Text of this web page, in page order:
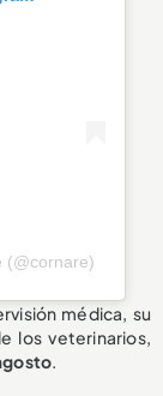
(@cornare)
médica, su
los veterinarios,
.